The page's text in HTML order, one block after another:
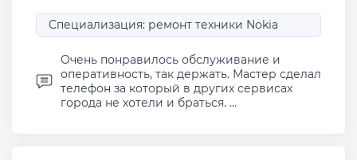
Специализация: ремонт техники Nokia
Очень понравилось обслуживание и
оперативность, так держать. Мастер сделал
телефон за который в других сервисах
города не хотели и браться. ...